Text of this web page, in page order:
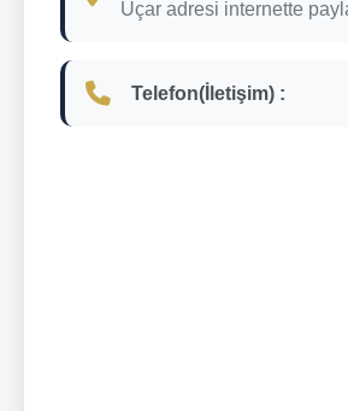
Uçar adresi internette
Telefon(İletişim) :